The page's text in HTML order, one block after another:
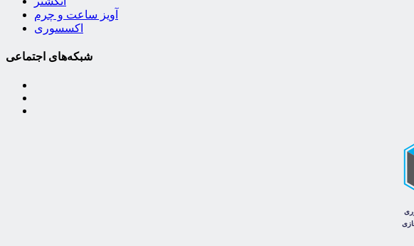
آویز ساعت و چرم
اکسسوری
شبکه‌های اجتماعی